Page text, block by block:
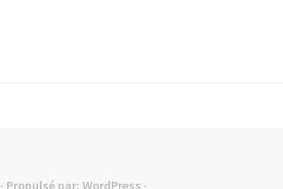
· Propulsé par: WordPress ·